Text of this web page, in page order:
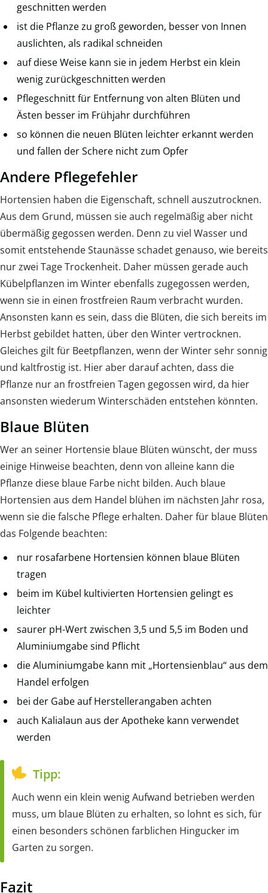
geschnitten werden
ist die Pflanze zu groß geworden, besser von Innen
auslichten, als radikal schneiden
auf diese Weise kann sie in jedem Herbst ein klein
wenig zurückgeschnitten werden
Pflegeschnitt für Entfernung von alten Blüten und
Ästen besser im Frühjahr durchführen
so können die neuen Blüten leichter erkannt werden
und fallen der Schere nicht zum Opfer
Andere Pflegefehler
Hortensien haben die Eigenschaft, schnell auszutrocknen.
Aus dem Grund, müssen sie auch regelmäßig aber nicht
übermäßig gegossen werden. Denn zu viel Wasser und
somit entstehende Staunässe schadet genauso, wie bereits
nur zwei Tage Trockenheit. Daher müssen gerade auch
Kübelpflanzen im Winter ebenfalls zugegossen werden,
wenn sie in einen frostfreien Raum verbracht wurden.
Ansonsten kann es sein, dass die Blüten, die sich bereits im
Herbst gebildet hatten, über den Winter vertrocknen.
Gleiches gilt für Beetpflanzen, wenn der Winter sehr sonnig
und kaltfrostig ist. Hier aber darauf achten, dass die
Pflanze nur an frostfreien Tagen gegossen wird, da hier
ansonsten wiederum Winterschäden entstehen könnten.
Blaue Blüten
Wer an seiner Hortensie blaue Blüten wünscht, der muss
einige Hinweise beachten, denn von alleine kann die
Pflanze diese blaue Farbe nicht bilden. Auch blaue
Hortensien aus dem Handel blühen im nächsten Jahr rosa,
wenn sie die falsche Pflege erhalten. Daher für blaue Blüten
das Folgende beachten:
nur rosafarbene Hortensien können blaue Blüten
tragen
beim im Kübel kultivierten Hortensien gelingt es
leichter
saurer pH-Wert zwischen 3,5 und 5,5 im Boden und
Aluminiumgabe sind Pflicht
die Aluminiumgabe kann mit „Hortensienblau“ aus dem
Handel erfolgen
bei der Gabe auf Herstellerangaben achten
auch Kalialaun aus der Apotheke kann verwendet
werden
Tipp:
Auch wenn ein klein wenig Aufwand betrieben werden
muss, um blaue Blüten zu erhalten, so lohnt es sich, für
einen besonders schönen farblichen Hingucker im
Garten zu sorgen.
Fazit